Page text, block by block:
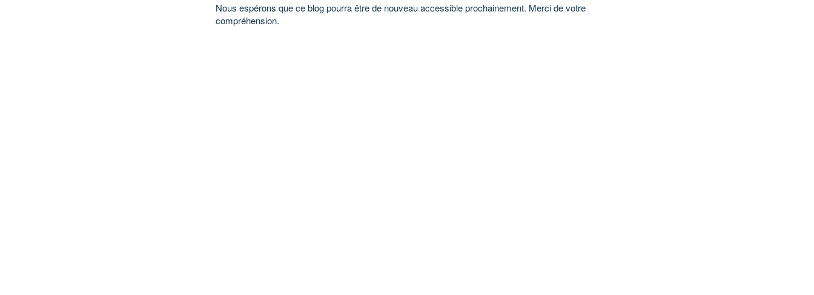
Nous espérons que ce blog pourra être de nouveau accessible prochainement. Merci de votre
compréhension.